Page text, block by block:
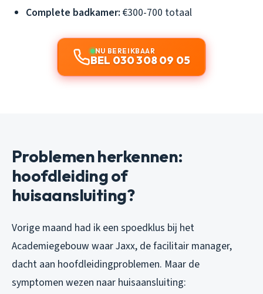
Complete badkamer: €300-700 totaal
NU BEREIKBAAR
BEL 030 308 09 05
Problemen herkennen:
hoofdleiding of
huisaansluiting?
Vorige maand had ik een spoedklus bij het
Academiegebouw waar Jaxx, de facilitair manager,
dacht aan hoofdleidingproblemen. Maar de
symptomen wezen naar huisaansluiting: